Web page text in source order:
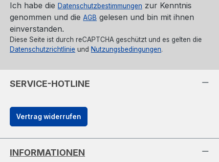
Ich habe die Datenschutzbestimmungen zur Kenntnis
genommen und die AGB gelesen und bin mit ihnen
einverstanden.
Diese Seite ist durch reCAPTCHA geschützt und es gelten die
Datenschutzrichtlinie und Nutzungsbedingungen.
SERVICE-HOTLINE
Vertrag widerrufen
INFORMATIONEN